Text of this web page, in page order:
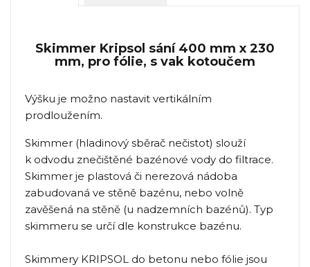
Skimmer Kripsol sání 400 mm x 230
mm, pro fólie, s vak kotoučem
Výšku je možno nastavit vertikálním
prodloužením.
Skimmer (hladinový sběrač nečistot) slouží
k odvodu znečištěné bazénové vody do filtrace.
Skimmer je plastová či nerezová nádoba
zabudovaná ve stěně bazénu, nebo volně
zavěšená na stěně (u nadzemních bazénů). Typ
skimmeru se určí dle konstrukce bazénu.
Skimmery KRIPSOL do betonu nebo fólie jsou